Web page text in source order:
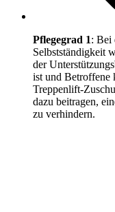
Pflegegrad 1: Bei
Selbstständigkeit
der
ist und Betroffene
Treppenlift-
dazu beitragen,
zu verhindern.